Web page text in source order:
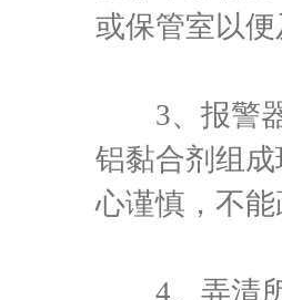
或保管室以
3、报警器
铝黏合剂组
心谨慎，不
4、弄清所